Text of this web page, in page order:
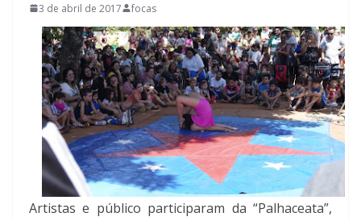
3 de abril de 2017 focas
Artistas e público participaram da “Palhaceata”,